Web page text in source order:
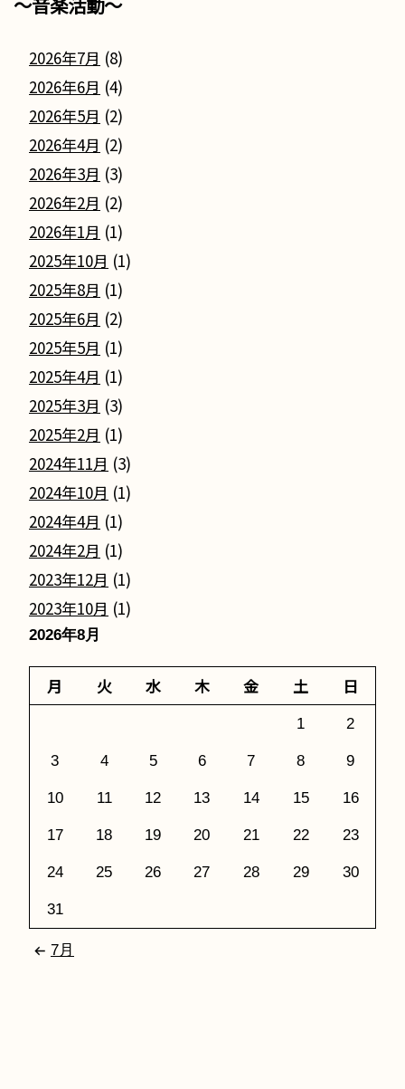
ビ
ゲ
ー
シ
ョ
ン
2026年7月 (8)
2026年6月 (4)
2026年5月 (2)
2026年4月 (2)
2026年3月 (3)
2026年2月 (2)
2026年1月 (1)
2025年10月 (1)
2025年8月 (1)
2025年6月 (2)
2025年5月 (1)
2025年4月 (1)
2025年3月 (3)
2025年2月 (1)
2024年11月 (3)
2024年10月 (1)
2024年4月 (1)
2024年2月 (1)
2023年12月 (1)
2023年10月 (1)
2026年8月
月 火 水 木 金 土 日
1 2
3 4 5 6 7 8 9
10 11 12 13 14 15 16
17 18 19 20 21 22 23
24 25 26 27 28 29 30
31
7月